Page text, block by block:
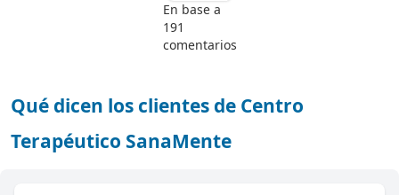
En base a
191
comentarios
Qué dicen los clientes de Centro
Terapéutico SanaMente